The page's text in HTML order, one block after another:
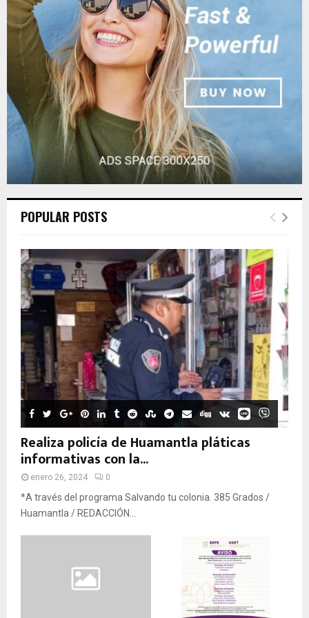
r
:
C
POPULAR POSTS
Realiza policía de Huamantla pláticas
informativas con la...
enero 26, 2024 0
*A través del programa Salvando tu colonia. 385 Grados /
Huamantla / REDACCIÓN...